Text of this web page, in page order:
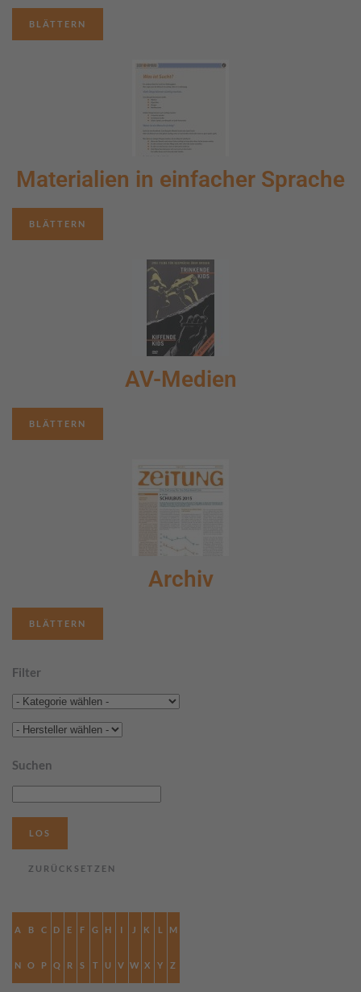
BLÄTTERN
Materialien in einfacher Sprache
BLÄTTERN
AV-Medien
BLÄTTERN
Archiv
BLÄTTERN
Filter
Suchen
A B C D E F G H I J K L M
N O P Q R S T U V W X Y Z